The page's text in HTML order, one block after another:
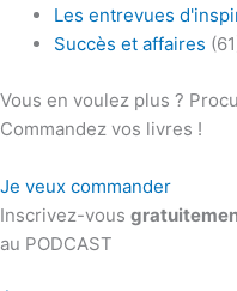
Les entrevues
Succès et affaires
Vous en voulez plus ?
Commandez vos livres !
Je veux commander
Inscrivez-vous
au PODCAST